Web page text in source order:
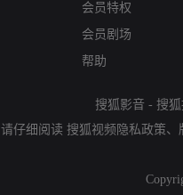
会员特权
会员剧场
帮助
搜狐影音 - 搜
请仔细阅读 搜狐视频隐私政策、